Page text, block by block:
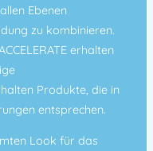
Ebenen
zu kombinieren.
erhalten
Produkte, die in
entsprechen.
Look für das